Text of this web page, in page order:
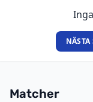
Matcher